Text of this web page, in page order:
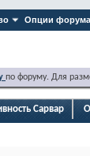
Опции форума
по форуму. Для
Сарвар